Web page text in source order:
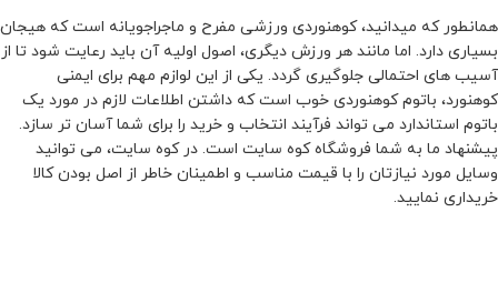
همانطور که میدانید، کوهنوردی ورزشی مفرح و ماجراجویانه است که هیجان
بسیاری دارد. اما مانند هر ورزش دیگری، اصول اولیه آن باید رعایت شود تا از
آسیب های احتمالی جلوگیری گردد. یکی از این لوازم مهم برای ایمنی
کوهنورد، باتوم کوهنوردی خوب است که داشتن اطلاعات لازم در مورد یک
باتوم استاندارد می تواند فرآیند انتخاب و خرید را برای شما آسان تر سازد.
پیشنهاد ما به شما فروشگاه کوه سایت است. در کوه سایت، می توانید
وسایل مورد نیازتان را با قیمت مناسب و اطمینان خاطر از اصل بودن کالا
خریداری نمایید.